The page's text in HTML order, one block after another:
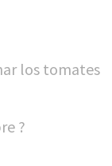
los tomates
?